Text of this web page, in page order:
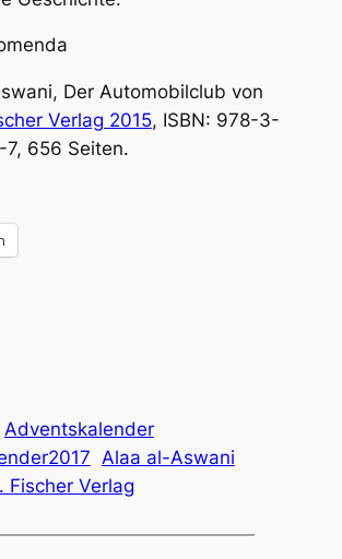
Der Automobilclub von
Verlag 2015, ISBN: 978-3-
656 Seiten.
Adventskalender
Alaa al-Aswani
Fischer Verlag